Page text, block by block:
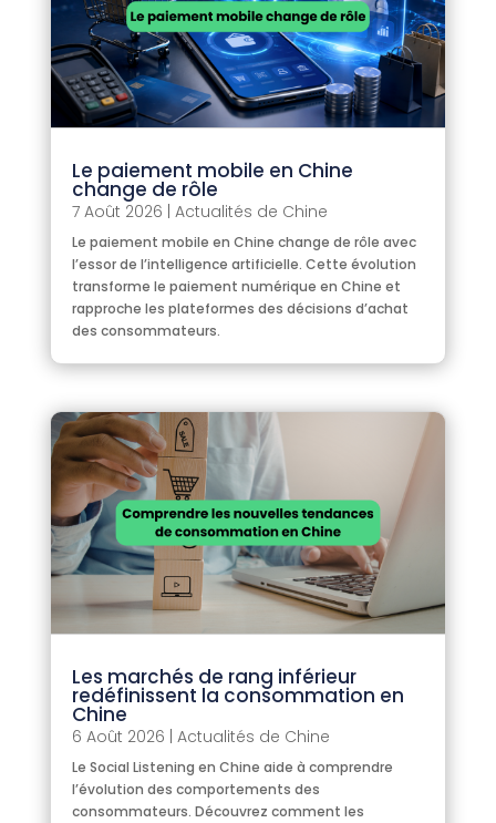
Le paiement mobile en Chine
change de rôle
7 Août 2026 Actualités de Chine
Le paiement mobile en Chine change de rôle avec
l’essor de l’intelligence artificielle. Cette évolution
transforme le paiement numérique en Chine et
rapproche les plateformes des décisions d’achat
des consommateurs.
Les marchés de rang inférieur
redéfinissent la consommation en
Chine
6 Août 2026 Actualités de Chine
Le Social Listening en Chine aide à comprendre
l’évolution des comportements des
consommateurs. Découvrez comment les